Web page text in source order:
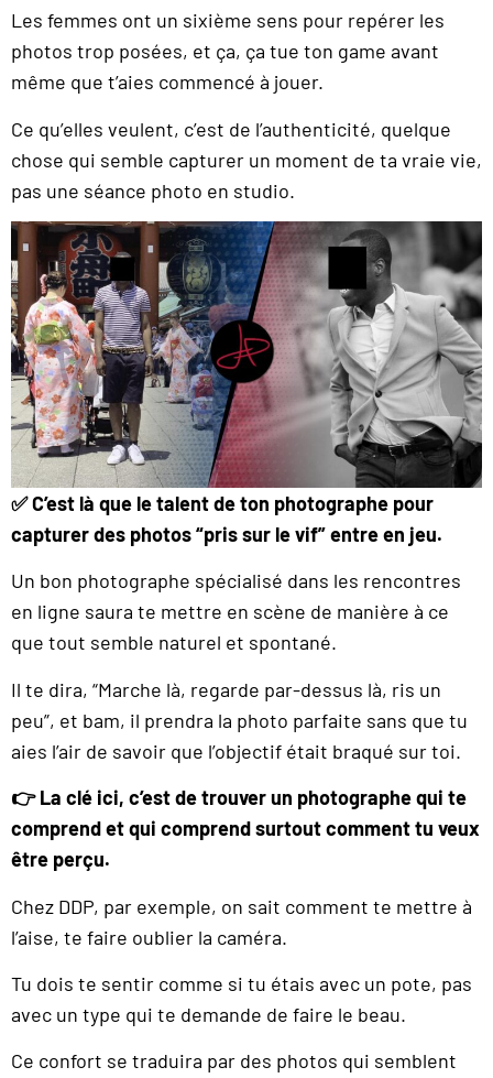
Les femmes ont un sixième sens pour repérer les
photos trop posées, et ça, ça tue ton game avant
même que t’aies commencé à jouer.
Ce qu’elles veulent, c’est de l’authenticité, quelque
chose qui semble capturer un moment de ta vraie vie,
pas une séance photo en studio.
✅ C’est là que le talent de ton photographe pour
capturer des photos “pris sur le vif” entre en jeu.
Un bon photographe spécialisé dans les rencontres
en ligne saura te mettre en scène de manière à ce
que tout semble naturel et spontané.
Il te dira, “Marche là, regarde par-dessus là, ris un
peu”, et bam, il prendra la photo parfaite sans que tu
aies l’air de savoir que l’objectif était braqué sur toi.
👉 La clé ici, c’est de trouver un photographe qui te
comprend et qui comprend surtout comment tu veux
être perçu.
Chez DDP, par exemple, on sait comment te mettre à
l’aise, te faire oublier la caméra.
Tu dois te sentir comme si tu étais avec un pote, pas
avec un type qui te demande de faire le beau.
Ce confort se traduira par des photos qui semblent